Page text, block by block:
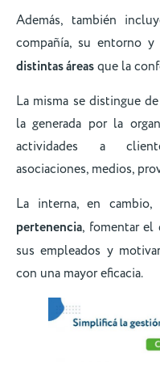
Además, también
compañía, su entorno y
distintas áreasque la
La misma se distingue
la generada por la
actividades a
asociaciones, medios,
La interna, en cambio,
pertenencia, fomentar el
sus empleados y
con una mayor eficacia.